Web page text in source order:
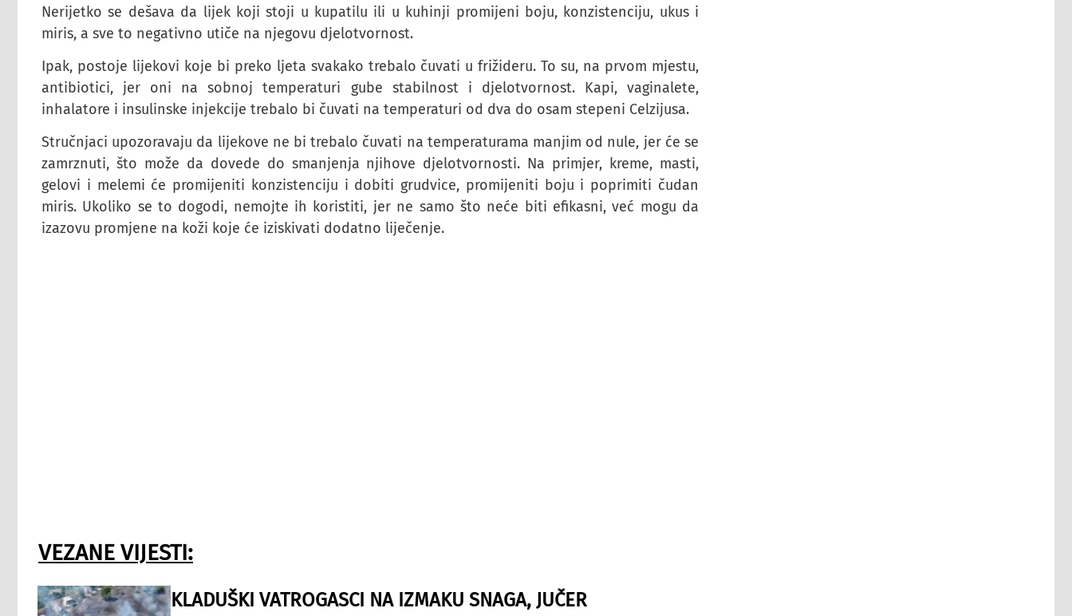
Nerijetko se dešava da lijek koji stoji u kupatilu ili u kuhinji promijeni boju, konzistenciju, ukus i
miris, a sve to negativno utiče na njegovu djelotvornost.
Ipak, postoje lijekovi koje bi preko ljeta svakako trebalo čuvati u frižideru. To su, na prvom mjestu,
antibiotici, jer oni na sobnoj temperaturi gube stabilnost i djelotvornost. Kapi, vaginalete,
inhalatore i insulinske injekcije trebalo bi čuvati na temperaturi od dva do osam stepeni Celzijusa.
Stručnjaci upozoravaju da lijekove ne bi trebalo čuvati na temperaturama manjim od nule, jer će se
zamrznuti, što može da dovede do smanjenja njihove djelotvornosti. Na primjer, kreme, masti,
gelovi i melemi će promijeniti konzistenciju i dobiti grudvice, promijeniti boju i poprimiti čudan
miris. Ukoliko se to dogodi, nemojte ih koristiti, jer ne samo što neće biti efikasni, već mogu da
izazovu promjene na koži koje će iziskivati dodatno liječenje.
VEZANE VIJESTI:
KLADUŠKI VATROGASCI NA IZMAKU SNAGA, JUČER